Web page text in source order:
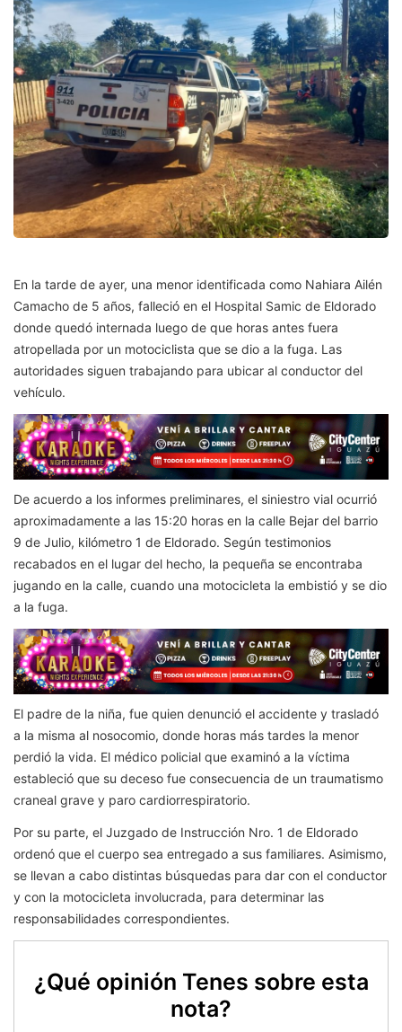
En la tarde de ayer, una menor identificada como Nahiara Ailén
Camacho de 5 años, falleció en el Hospital Samic de Eldorado
donde quedó internada luego de que horas antes fuera
atropellada por un motociclista que se dio a la fuga. Las
autoridades siguen trabajando para ubicar al conductor del
vehículo.
De acuerdo a los informes preliminares, el siniestro vial ocurrió
aproximadamente a las 15:20 horas en la calle Bejar del barrio
9 de Julio, kilómetro 1 de Eldorado. Según testimonios
recabados en el lugar del hecho, la pequeña se encontraba
jugando en la calle, cuando una motocicleta la embistió y se dio
a la fuga.
El padre de la niña, fue quien denunció el accidente y trasladó
a la misma al nosocomio, donde horas más tardes la menor
perdió la vida. El médico policial que examinó a la víctima
estableció que su deceso fue consecuencia de un traumatismo
craneal grave y paro cardiorrespiratorio.
Por su parte, el Juzgado de Instrucción Nro. 1 de Eldorado
ordenó que el cuerpo sea entregado a sus familiares. Asimismo,
se llevan a cabo distintas búsquedas para dar con el conductor
y con la motocicleta involucrada, para determinar las
responsabilidades correspondientes.
¿Qué opinión Tenes sobre esta
nota?